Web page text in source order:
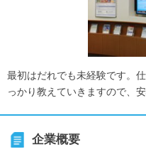
最初はだれでも未経験です。
っかり教えていきますので、
企業概要